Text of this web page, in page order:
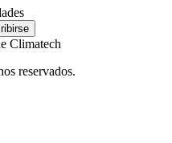
Climatech
reservados.